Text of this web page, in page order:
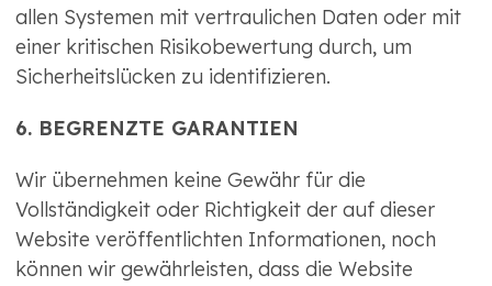
allen Systemen mit vertraulichen Daten oder mit
einer kritischen Risikobewertung durch, um
Sicherheitslücken zu identifizieren.
6. BEGRENZTE GARANTIEN
Wir übernehmen keine Gewähr für die
Vollständigkeit oder Richtigkeit der auf dieser
Website veröffentlichten Informationen, noch
können wir gewährleisten, dass die Website